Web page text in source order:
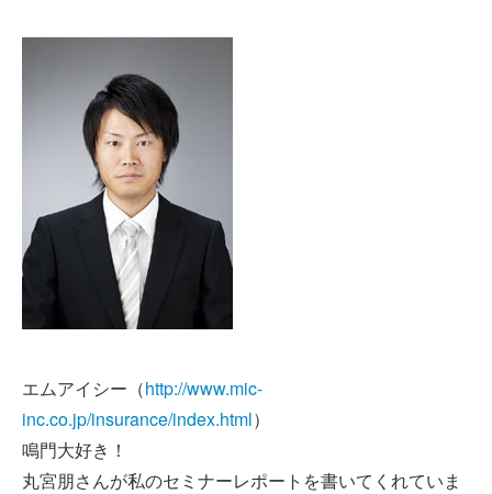
エムアイシー（http://www.mic-
inc.co.jp/insurance/index.html）
鳴門大好き！
丸宮朋さんが私のセミナーレポートを書いてくれていま